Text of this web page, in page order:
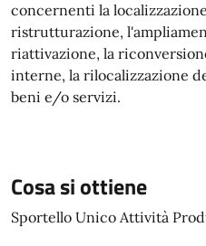
concernenti la
ristrutturazione,
riattivazione, la
interne, la rilocalizzazione
beni e/o servizi.
Cosa si ottiene
Sportello Unico Attività